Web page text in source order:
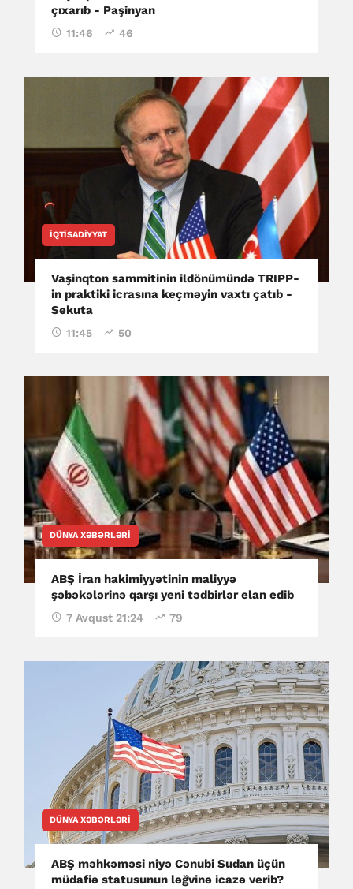
çıxarıb - Paşinyan
11:46 46
İQTISADIYYAT
Vaşinqton sammitinin ildönümündə TRIPP-
in praktiki icrasına keçməyin vaxtı çatıb -
Sekuta
11:45 50
DÜNYA XƏBƏRLƏRI
ABŞ İran hakimiyyətinin maliyyə
şəbəkələrinə qarşı yeni tədbirlər elan edib
7 Avqust 21:24 79
DÜNYA XƏBƏRLƏRI
ABŞ məhkəməsi niyə Cənubi Sudan üçün
müdafiə statusunun ləğvinə icazə verib?